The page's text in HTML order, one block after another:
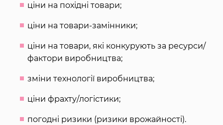
ціни на похідні товари;
ціни на товари-замінники;
ціни на товари, які конкурують за ресурси/
фактори виробництва;
зміни технології виробництва;
ціни фрахту/логістики;
погодні ризики (ризики врожайності).